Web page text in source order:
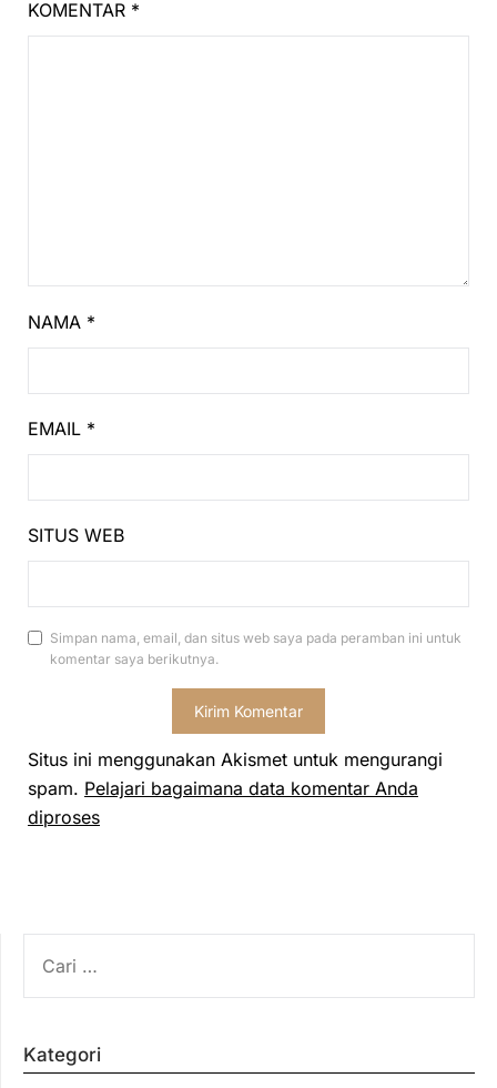
KOMENTAR *
NAMA *
EMAIL *
SITUS WEB
Simpan nama, email, dan situs web saya pada peramban ini untuk
komentar saya berikutnya.
Situs ini menggunakan Akismet untuk mengurangi
spam. Pelajari bagaimana data komentar Anda
diproses
UNTUK:
Kategori